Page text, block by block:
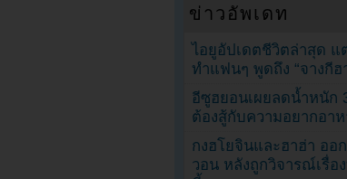
ข่าวอัพเดท
ไอยูอัปเดตชีวิตล่าสุด แ
ทำแฟนๆ พูดถึง “จางกีฮ
อีซูฮยอนเผยลดน้ำหนัก
ต้องสู้กับความอยากอาห
กงฮโยจินและฮาฮ่า ออ
วอน หลังถูกวิจารณ์เรื่อ